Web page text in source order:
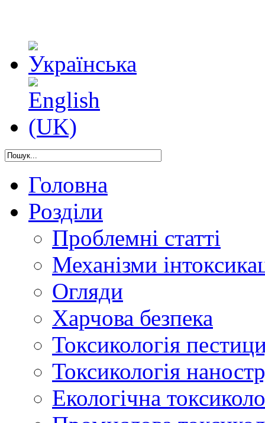
Головна
Розділи
Проблемні статті
Механізми
Огляди
Харчова безпека
Токсикологія
Токсикологія
Екологічна